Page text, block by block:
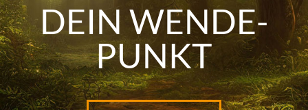
DEIN WENDE-
PUNKT